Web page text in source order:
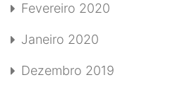
Fevereiro 2020
Janeiro 2020
Dezembro 2019